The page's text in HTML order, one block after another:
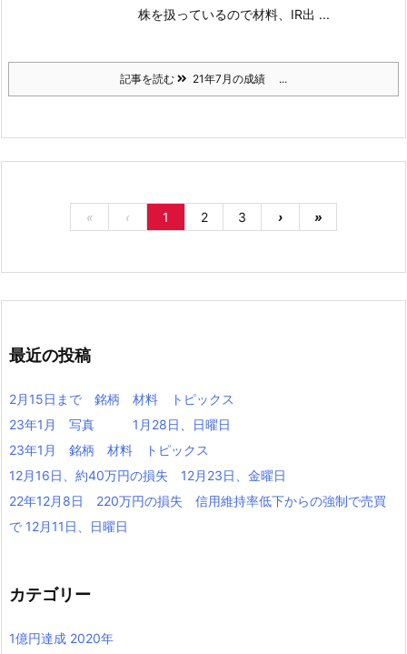
株を扱っているので材料、IR出 ...
記事を読む 21年7月の成績 ...
« ‹ 1 2 3 › »
最近の投稿
2月15日まで 銘柄 材料 トピックス
23年1月 写真 1月28日、日曜日
23年1月 銘柄 材料 トピックス
12月16日、約40万円の損失 12月23日、金曜日
22年12月8日 220万円の損失 信用維持率低下からの強制で売買
で 12月11日、日曜日
カテゴリー
1億円達成 2020年